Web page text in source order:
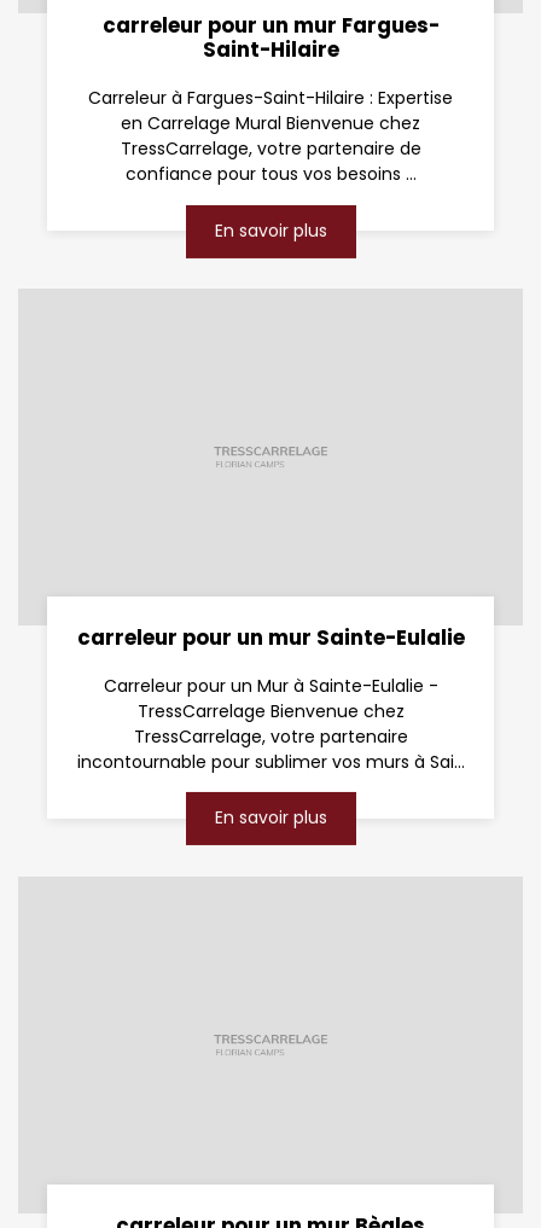
carreleur pour un mur Fargues-
Saint-Hilaire
Carreleur à Fargues-Saint-Hilaire : Expertise
en Carrelage Mural Bienvenue chez
TressCarrelage, votre partenaire de
confiance pour tous vos besoins ...
En savoir plus
carreleur pour un mur Sainte-Eulalie
Carreleur pour un Mur à Sainte-Eulalie -
TressCarrelage Bienvenue chez
TressCarrelage, votre partenaire
incontournable pour sublimer vos murs à Sai...
En savoir plus